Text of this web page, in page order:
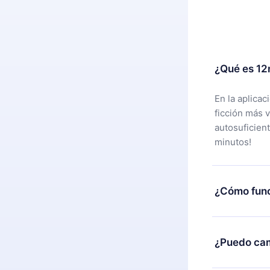
¿Qué es
En la
ficción más
minutos!
¿Cómo
Puedes
alguna
nuestro
¿Puedo